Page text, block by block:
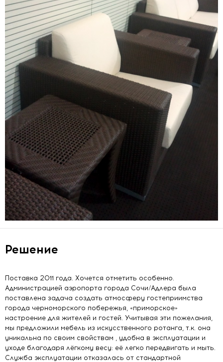
Решение
Поставка 2011 года. Хочется отметить особенно.
Администрацией аэропорта города Сочи/Адлера была
поставлена задача создать атмосферу гостеприимства
города черноморского побережья, «приморское»
настроение для жителей и гостей. Учитывая эти пожелания,
мы предложили мебель из искусственного ротанга, т.к. она
уникальна по своим свойствам , удобна в эксплуатации и
уходе благодаря лёгкому весу: её легко передвигать и мыть.
Служба эксплуатации отказалась от стандартной